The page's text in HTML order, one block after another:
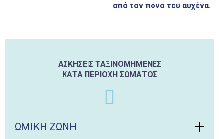
από τον πόνο του αυχένα.
ΑΣΚΗΣΕΙΣ ΤΑΞΙΝΟΜΗΜΕΝΕΣ
ΚΑΤΑ ΠΕΡΙΟΧΗ ΣΩΜΑΤΟΣ
ΩΜΙΚΗ ΖΩΝΗ